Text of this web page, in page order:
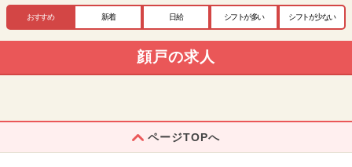
おすすめ 新着 日給 シフトが多い シフトが少ない
顔戸の求人
ページTOPへ